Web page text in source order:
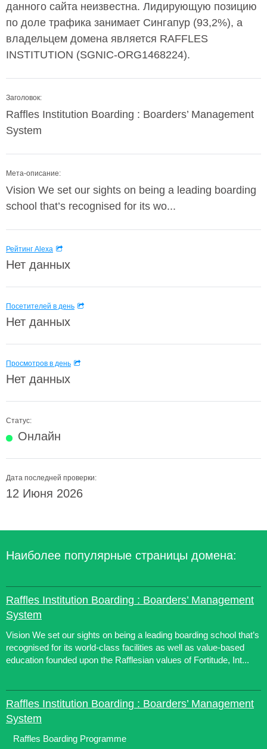
данного сайта неизвестна. Лидирующую позицию
по доле трафика занимает Сингапур (93,2%), а
владельцем домена является RAFFLES
INSTITUTION (SGNIC-ORG1468224).
Заголовок:
Raffles Institution Boarding : Boarders’ Management
System
Мета-описание:
Vision We set our sights on being a leading boarding
school that’s recognised for its wo...
Рейтинг Alexa
Нет данных
Посетителей в день
Нет данных
Просмотров в день
Нет данных
Статус:
Онлайн
Дата последней проверки:
12 Июня 2026
Наиболее популярные страницы домена:
Raffles Institution Boarding : Boarders’ Management
System
Vision We set our sights on being a leading boarding school that’s
recognised for its world-class facilities as well as value-based
education founded upon the Rafflesian values of Fortitude, Int...
Raffles Institution Boarding : Boarders’ Management
System
Raffles Boarding Programme